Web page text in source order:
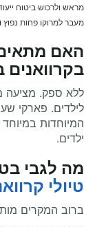
מראש ולרכוש ביטוח
מעבר למרוקו פחות נפוץ
האם
בקרוואנים
ללא ספק. מציעה
לילדים. פארקי
המיוחדות במיוחד
ילדים.
מה לגבי
טיולי
ברוב המקרים